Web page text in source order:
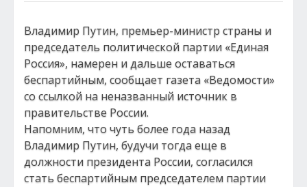
Владимир Путин, премьер-министр страны и
председатель политической партии «Единая
Россия», намерен и дальше оставаться
беспартийным, сообщает газета «Ведомости»
со ссылкой на неназванный источник в
правительстве России.
Напомним, что чуть более года назад
Владимир Путин, будучи тогда еще в
должности президента России, согласился
стать беспартийным председателем партии